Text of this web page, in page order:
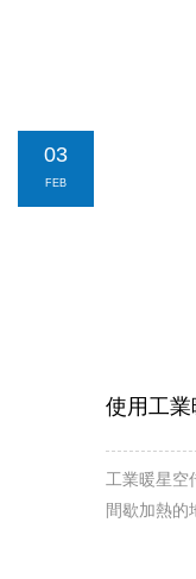
03
FEB
使用工
工業暖星空
間歇加熱的地